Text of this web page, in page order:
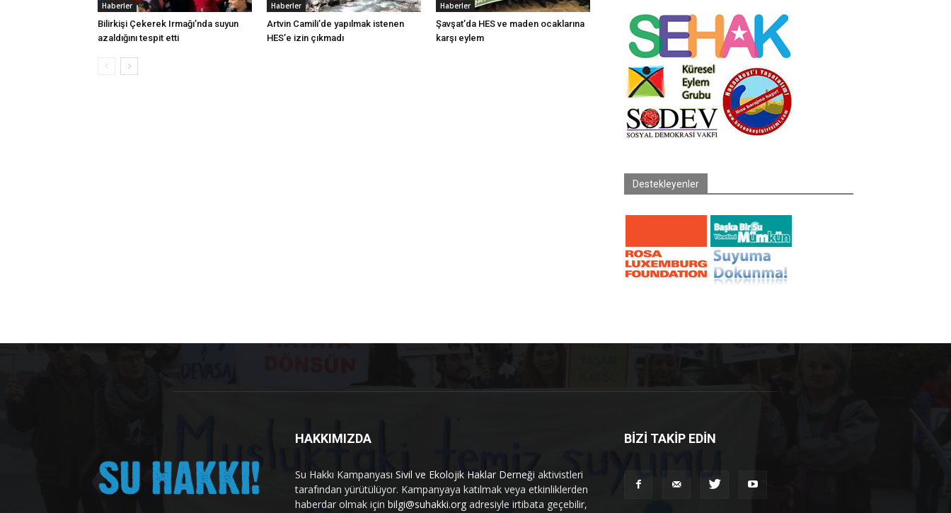
Haberler
Bilirkişi Çekerek Irmağı’nda suyun
azaldığını tespit etti
Haberler
Artvin Camili’de yapılmak istenen
HES’e izin çıkmadı
Haberler
Şavşat’da HES ve maden ocaklarına
karşı eylem
Destekleyenler
HAKKIMIZDA
Su Hakkı Kampanyası Sivil ve Ekolojik Haklar Derneği aktivistleri
tarafından yürütülüyor. Kampanyaya katılmak veya etkinliklerden
haberdar olmak için bilgi@suhakki.org adresiyle irtibata geçebilir,
BİZİ TAKİP EDİN